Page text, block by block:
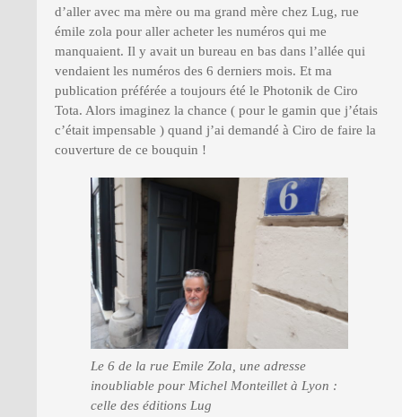
d’aller avec ma mère ou ma grand mère chez Lug, rue
émile zola pour aller acheter les numéros qui me
manquaient. Il y avait un bureau en bas dans l’allée qui
vendaient les numéros des 6 derniers mois. Et ma
publication préférée a toujours été le Photonik de Ciro
Tota. Alors imaginez la chance ( pour le gamin que j’étais
c’était impensable ) quand j’ai demandé à Ciro de faire la
couverture de ce bouquin !
Le 6 de la rue Emile Zola, une adresse
inoubliable pour Michel Monteillet à Lyon :
celle des éditions Lug